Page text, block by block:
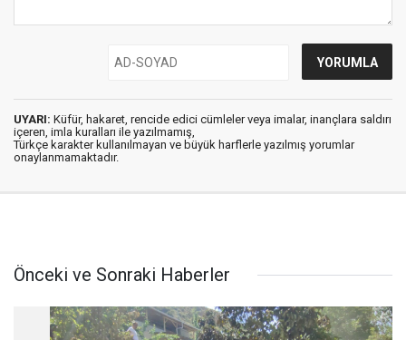
UYARI: Küfür, hakaret, rencide edici cümleler veya imalar, inançlara saldırı
içeren, imla kuralları ile yazılmamış,
Türkçe karakter kullanılmayan ve büyük harflerle yazılmış yorumlar
onaylanmamaktadır.
Önceki ve Sonraki Haberler